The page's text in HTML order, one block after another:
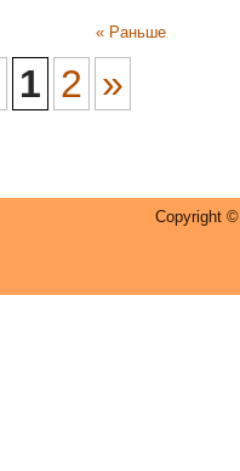
« Раньше
1 2 »
Copyright